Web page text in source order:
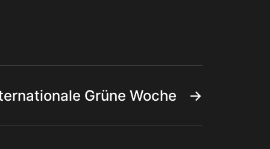
→
Grüne Woche